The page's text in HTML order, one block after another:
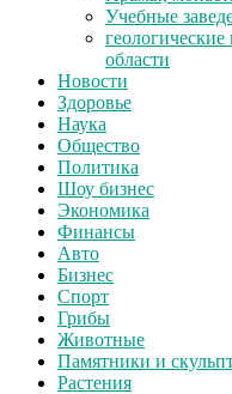
Учебные
области
Новости
Здоровье
Наука
Общество
Политика
Шоу бизнес
Экономика
Финансы
Авто
Бизнес
Спорт
Грибы
Животные
Памятники и
Растения